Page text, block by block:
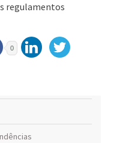
regulamentos
0